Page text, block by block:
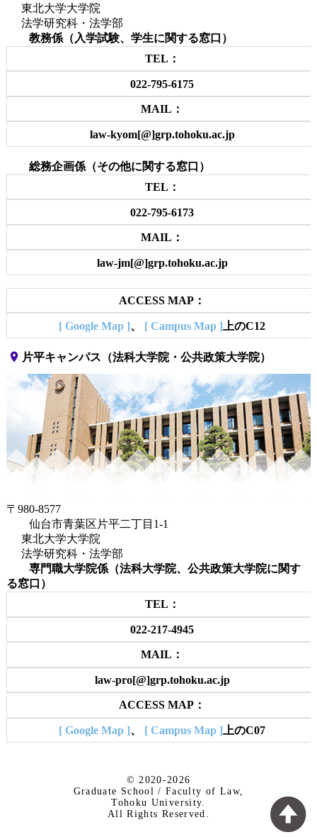
東北大学大学院
法学研究科・法学部
教務係（入学試験、学生に関する窓口）
TEL：
022-795-6175
MAIL：
law-kyom[@]grp.tohoku.ac.jp
総務企画係（その他に関する窓口）
TEL：
022-795-6173
MAIL：
law-jm[@]grp.tohoku.ac.jp
ACCESS MAP：
[ Google Map ]、 [ Campus Map ] 上のC12
place 片平キャンパス（法科大学院・公共政策大学院）
〒980-8577
仙台市青葉区片平二丁目1-1
東北大学大学院
法学研究科・法学部
専門職大学院係（法科大学院、公共政策大学院に関す
る窓口）
TEL：
022-217-4945
MAIL：
law-pro[@]grp.tohoku.ac.jp
ACCESS MAP：
[ Google Map ]、 [ Campus Map ] 上のC07
© 2020-2026
Graduate School / Faculty of Law,
Tohoku University.
All Rights Reserved.